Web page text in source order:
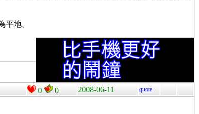
平地。
0 0 2008-06-11 quote